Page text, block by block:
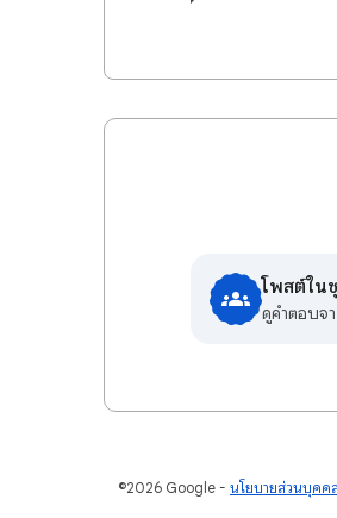
โพสต์ใน
ดูคําตอบจ
©2026 Google นโยบายส่วนบุคคล